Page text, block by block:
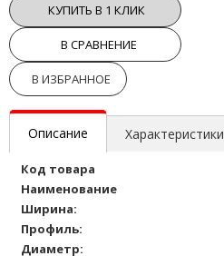
КУПИТЬ В 1 КЛИК
В СРАВНЕНИЕ
В ИЗБРАННОЕ
Описание Характеристики
Код товара
Наименование
Ширина:
Профиль:
Диаметр: